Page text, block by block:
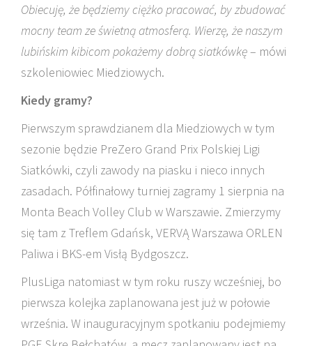
Obiecuję, że będziemy ciężko pracować, by zbudować
mocny team ze świetną atmosferą. Wierzę, że naszym
lubińskim kibicom pokażemy dobrą siatkówkę– mówi
szkoleniowiec Miedziowych.
Kiedy gramy?
Pierwszym sprawdzianem dla Miedziowych w tym
sezonie będzie PreZero Grand Prix Polskiej Ligi
Siatkówki, czyli zawody na piasku i nieco innych
zasadach. Półfinałowy turniej zagramy 1 sierpnia na
Monta Beach Volley Club w Warszawie. Zmierzymy
się tam z Treflem Gdańsk, VERVĄ Warszawa ORLEN
Paliwa i BKS-em Visłą Bydgoszcz.
PlusLiga natomiast w tym roku ruszy wcześniej, bo
pierwsza kolejka zaplanowana jest już w połowie
września. W inauguracyjnym spotkaniu podejmiemy